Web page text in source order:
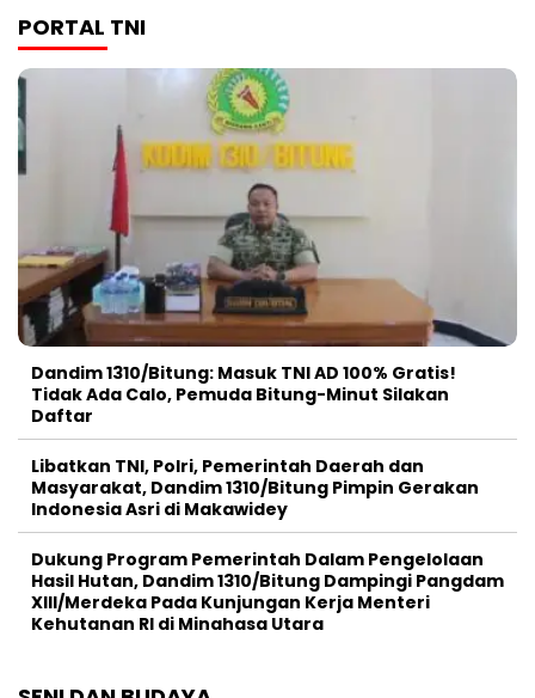
PORTAL TNI
Dandim 1310/Bitung: Masuk TNI AD 100% Gratis!
Tidak Ada Calo, Pemuda Bitung-Minut Silakan
Daftar
Libatkan TNI, Polri, Pemerintah Daerah dan
Masyarakat, Dandim 1310/Bitung Pimpin Gerakan
Indonesia Asri di Makawidey
Dukung Program Pemerintah Dalam Pengelolaan
Hasil Hutan, Dandim 1310/Bitung Dampingi Pangdam
XIII/Merdeka Pada Kunjungan Kerja Menteri
Kehutanan RI di Minahasa Utara